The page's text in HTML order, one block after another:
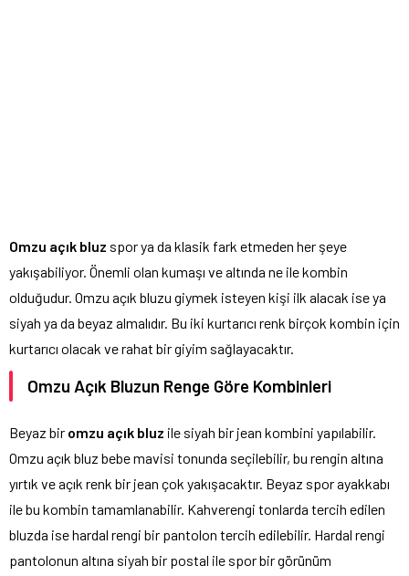
Omzu açık bluz spor ya da klasik fark etmeden her şeye
yakışabiliyor. Önemli olan kumaşı ve altında ne ile kombin
olduğudur. Omzu açık bluzu giymek isteyen kişi ilk alacak ise ya
siyah ya da beyaz almalıdır. Bu iki kurtarıcı renk birçok kombin için
kurtarıcı olacak ve rahat bir giyim sağlayacaktır.
Omzu Açık Bluzun Renge Göre Kombinleri
Beyaz bir omzu açık bluz ile siyah bir jean kombini yapılabilir.
Omzu açık bluz bebe mavisi tonunda seçilebilir, bu rengin altına
yırtık ve açık renk bir jean çok yakışacaktır. Beyaz spor ayakkabı
ile bu kombin tamamlanabilir. Kahverengi tonlarda tercih edilen
bluzda ise hardal rengi bir pantolon tercih edilebilir. Hardal rengi
pantolonun altına siyah bir postal ile spor bir görünüm